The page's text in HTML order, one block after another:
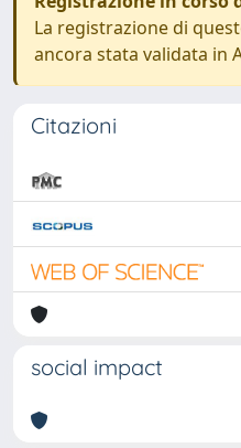
La registrazione di
ancora stata validata in
Citazioni
social impact